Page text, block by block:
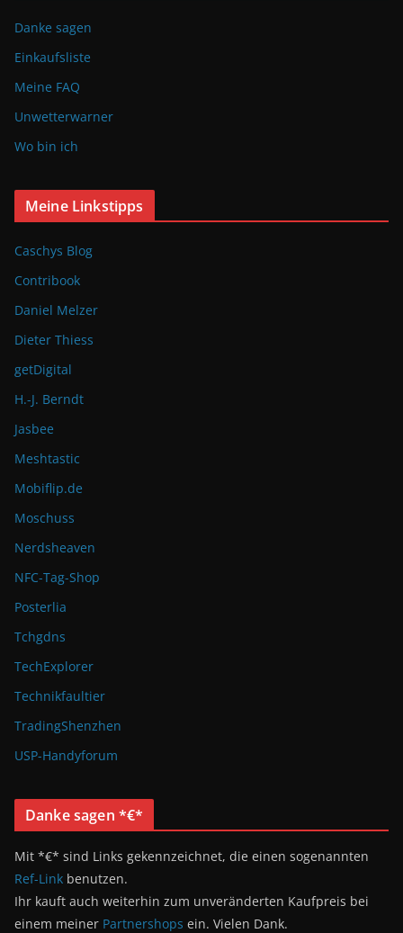
Danke sagen
Einkaufsliste
Meine FAQ
Unwetterwarner
Wo bin ich
Meine Linkstipps
Caschys Blog
Contribook
Daniel Melzer
Dieter Thiess
getDigital
H.-J. Berndt
Jasbee
Meshtastic
Mobiflip.de
Moschuss
Nerdsheaven
NFC-Tag-Shop
Posterlia
Tchgdns
TechExplorer
Technikfaultier
TradingShenzhen
USP-Handyforum
Danke sagen *€*
Mit *€* sind Links gekennzeichnet, die einen sogenannten
Ref-Link benutzen.
Ihr kauft auch weiterhin zum unveränderten Kaufpreis bei
einem meiner Partnershops ein. Vielen Dank.